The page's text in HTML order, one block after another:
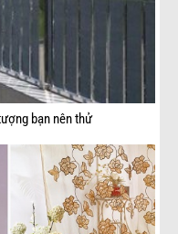
bạn nên thử